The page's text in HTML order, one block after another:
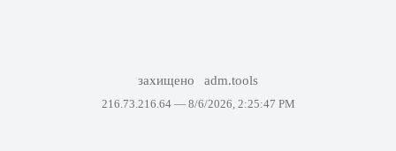
захищено adm.tools
216.73.216.64 — 8/6/2026, 2:25:47 PM